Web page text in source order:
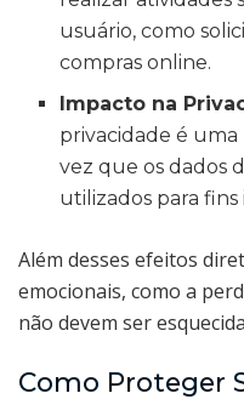
usuário, como
compras online.
Impacto na
privacidade é
vez que os dados
utilizados para fins
Além desses efeitos
emocionais, como a
não devem ser
Como Proteger